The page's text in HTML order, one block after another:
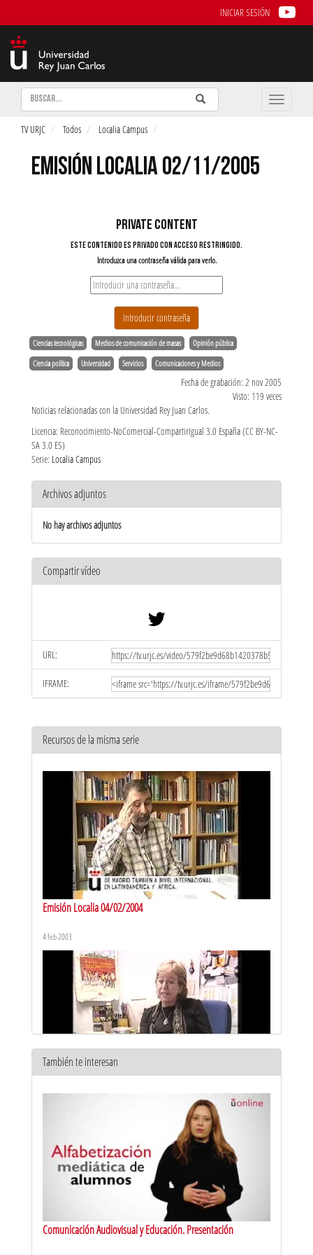
INICIAR SESIÓN
Buscar Enviar
Buscar
Toggle
TV URJC Todos Localia Campus
EMISIÓN LOCALIA 02/11/2005
Ciencias tecnológicas Medios de comunicación de masas Opinión pública
Ciencia política Universidad Servicios Comunicaciones y Medios
Fecha de grabación: 2 nov 2005
Visto: 119 veces
Noticias relacionadas con la Universidad Rey Juan Carlos.
Licencia: Reconocimiento-NoComercial-CompartirIgual 3.0 España (CC BY-NC-
SA 3.0 ES)
Serie: Localia Campus
Archivos adjuntos
No hay archivos adjuntos
Compartir vídeo
URL:
IFRAME:
Recursos de la misma serie
Emisión Localia 04/02/2004
4 feb 2003
También te interesan
Comunicación Audiovisual y Educación. Presentación